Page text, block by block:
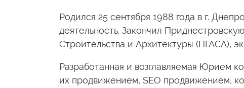
Родился 25 сентября 1988 года в г.
деятельность. Закончил
Строительства и Архитектуры (ПГАСА),
Разработанная и возглавляемая Юрием
их продвижением, SEO продвижением,